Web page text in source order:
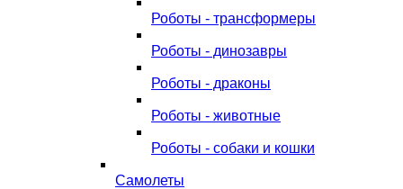
Роботы - трансформеры
Роботы - динозавры
Роботы - драконы
Роботы - животные
Роботы - собаки и кошки
Самолеты